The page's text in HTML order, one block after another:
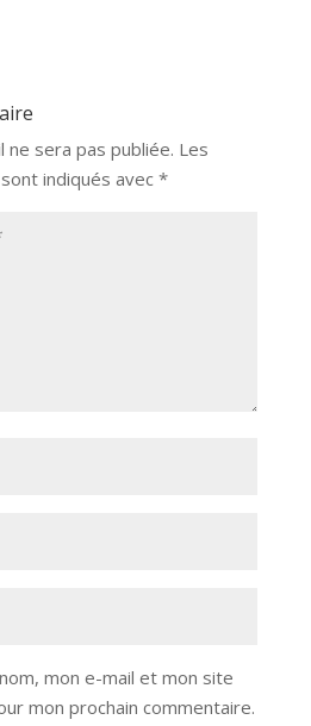
sera pas publiée. Les
indiqués avec *
mon e-mail et mon site
mon prochain commentaire.